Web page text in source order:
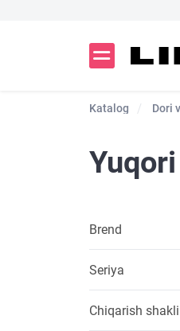
Katalog Dori
Brend
Seriya
Chiqarish shakli